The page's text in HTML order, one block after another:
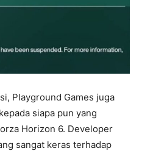
Playground Games juga
siapa pun yang
Horizon 6. Developer
sangat keras terhadap